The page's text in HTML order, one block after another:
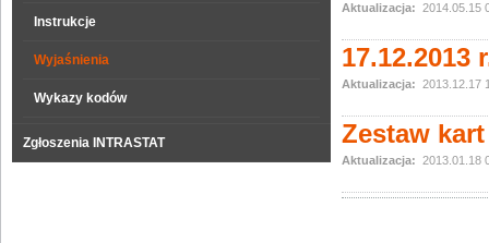
Instrukcje
Wyjaśnienia
Wykazy kodów
Zgłoszenia INTRASTAT
Aktualizacja: 2014.05.15
17.12.2013
Aktualizacja: 2013.12.17
Zestaw
Aktualizacja: 2013.01.18